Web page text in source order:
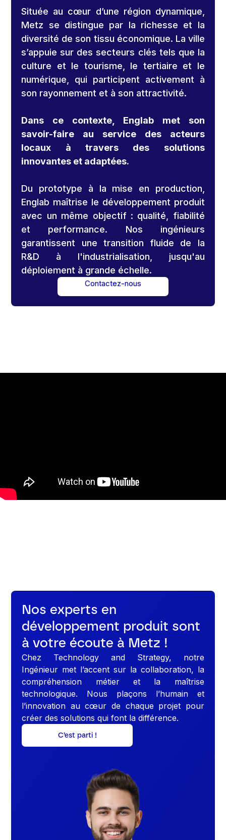
Située au cœur d’une région dynamique,
Metz se distingue par la richesse et la
diversité de son tissu économique. La ville
s’appuie sur des secteurs clés tels que la
culture et le tourisme, le tertiaire et le
numérique, qui participent activement à
son rayonnement et à son attractivité.
Dans ce contexte, Englab met son
savoir-faire au service des acteurs
locaux à travers des solutions
innovantes et adaptées.
Du prototype à la mise en production,
Englab maîtrise le développement produit
avec un même objectif : qualité, fiabilité
et performance. Nos ingénieurs
garantissent une transition fluide de la
R&D à l'industrialisation, jusqu'au
déploiement à grande échelle.
Contactez-nous
Nos experts en
développement produit sont
à votre écoute à Metz !
Chez Technology and Strategy, notre
Ingénieur met l’accent sur la collaboration, la
compréhension métier et la maîtrise
technologique. Nous plaçons l’humain et
l’innovation au cœur de chaque projet pour
créer des solutions qui font la différence.
C’est parti !